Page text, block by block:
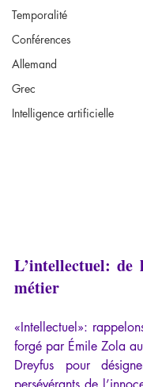
Temporalité
Conférences
Allemand
Grec
Intelligence artificielle
L’intellectuel: de
métier
«Intellectuel»:
forgé par Émile Zola
Dreyfus pour